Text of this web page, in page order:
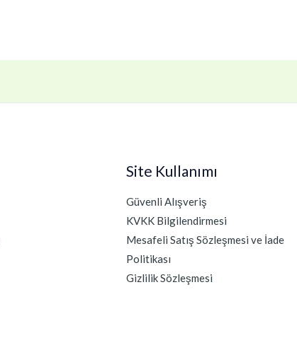
Site Kullanımı
Güvenli Alışveriş
KVKK Bilgilendirmesi
Mesafeli Satış Sözleşmesi ve İade
Politikası
Gizlilik Sözleşmesi